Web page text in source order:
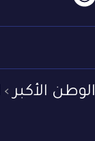
الوطن الأكبر